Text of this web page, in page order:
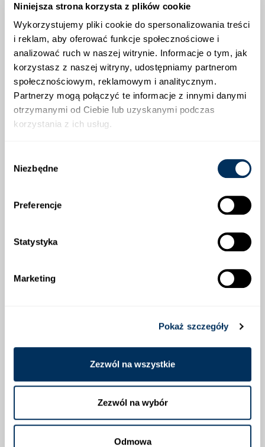
Niniejsza strona korzysta z plików cookie
Wykorzystujemy pliki cookie do spersonalizowania treści
i reklam, aby oferować funkcje społecznościowe i
analizować ruch w naszej witrynie. Informacje o tym, jak
korzystasz z naszej witryny, udostępniamy partnerom
społecznościowym, reklamowym i analitycznym.
Partnerzy mogą połączyć te informacje z innymi danymi
otrzymanymi od Ciebie lub uzyskanymi podczas
korzystania z ich usług.
zgody
Niezbędne
Preferencje
Statystyka
Marketing
Pokaż szczegóły
Zezwól na wszystkie
Zezwól na wybór
Odmowa
jesiennym, pomagając im bezpiecznie przetrwać zimę
oraz zapewniając silny i zdrowy start wiosną.
Regularne stosowanie nawozu jesiennego zwiększa
odporność roślin na niskie temperatury oraz choroby,
wzmacnia ich system korzeniowy i poprawia ogólną
kondycję przed nadejściem mrozów. Preparat jest
bardzo wydajny i wygodny w użyciu, dzięki czemu
doskonale sprawdzi się zarówno w ogrodach
przydomowych, jak i na większych powierzchniach.
krzewy, byliny)
zwiększa odporność na mróz i choroby
zapewnia lepszy start wzrostu i rozwoju wiosną